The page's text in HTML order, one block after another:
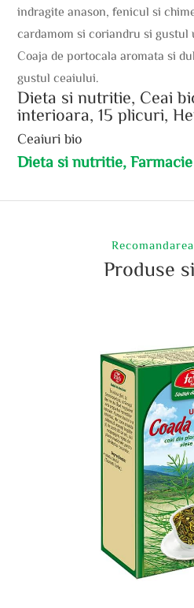
indragite anason, fenicul si
cardamom si coriandru si
Coaja de portocala aromata si
gustul ceaiului.
Dieta si nutritie, Ceai
interioara, 15 plicuri,
Ceaiuri bio
Dieta si nutritie, Farmacie
Produse